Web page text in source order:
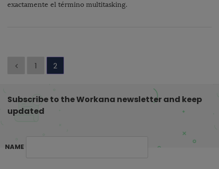
exactamente el término multitasking.
i
n
c
1 2
Subscribe to the Workana newsletter and keep
updated
NAME